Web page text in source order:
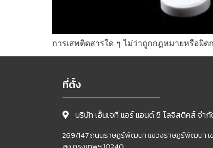
การเสพติดสารใด ๆ ไม่ว่าถูกกฎหมายหรือผิ
ที่ตั้ง
บริษัท เอ็นเจที แอร์ แอนด์ ซี โลจิสติคส์ จำ
269/147 ถนนราษฏร์พัฒนา แขวงราษฎร์พัฒนา เ